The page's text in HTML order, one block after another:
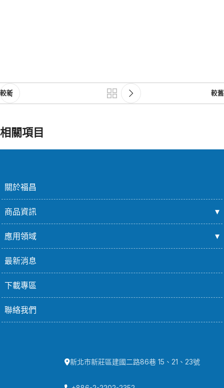
較新 較舊
相關項目
關於福昌
商品資訊
應用領域
最新消息
下載專區
聯絡我們
新北市新莊區建國二路86巷 15、21、23號